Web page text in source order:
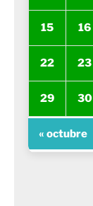
15 16
22 23
29 30
« octubre